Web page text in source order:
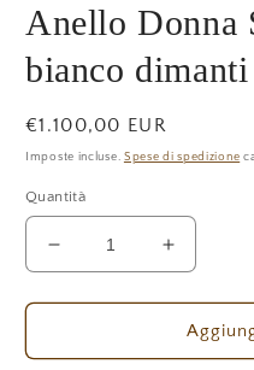
modale
Anello Donna
bianco
Prezzo
di
€1.100,00 EUR
Imposte incluse. Spese di spedizione
Quantità
Diminuisci
quantità
per
Donna
Aumenta
quantità
per
Anello
Donna